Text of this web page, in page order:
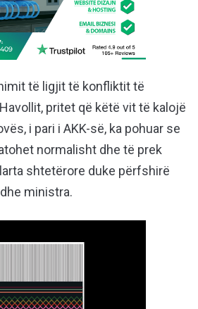
të ligjit të konfliktit të
pritet që këtë vit të kalojë
i pari i AKK-së, ka pohuar se
normalisht dhe të prek
shtetërore duke përfshirë
ministra.